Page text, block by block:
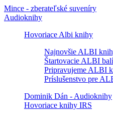
Mince - zberateľské suveníry
Audioknihy
Hovoriace Albi knihy
Najnovšie ALBI
Štartovacie ALBI
Pripravujeme ALBI
Príslušenstvo pre
Dominik Dán - Audioknihy
Hovoriace knihy IRS